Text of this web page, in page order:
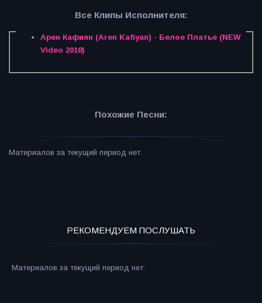
Все Клипы Исполнителя:
Арен Кафиян (Aren Kafiyan) - Белое Платье (NEW
Video 2018)
Похожие Песни:
Материалов за текущий период нет.
РЕКОМЕНДУЕМ ПОСЛУШАТЬ
Материалов за текущий период нет.